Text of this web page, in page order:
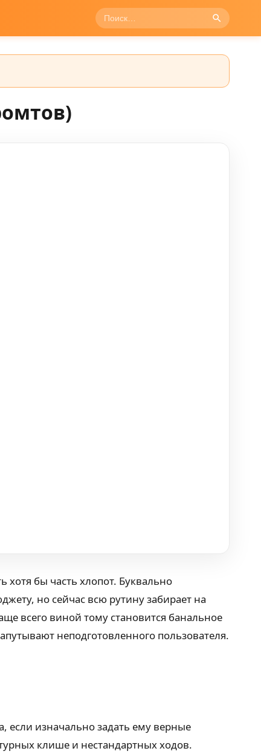
бы часть хлопот. Буквально
но сейчас всю рутину забирает на
всего виной тому становится банальное
неподготовленного пользователя.
если изначально задать ему верные
клише и нестандартных ходов.